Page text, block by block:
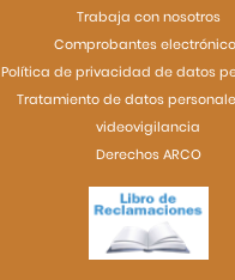
Trabaja con nosotros
Comprobantes
Política de privacidad de datos
Tratamiento de datos
videovigilancia
Derechos ARCO